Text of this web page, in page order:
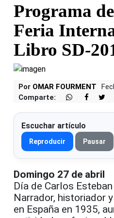
Programa
Feria
Libro SD-
Por OMAR FOURMENT
Comparte:
Escuchar artículo
Reproducir Pausar
Domingo 27 de abril
Día de Carlos Esteban
Narrador, historiador
en España en 1935,